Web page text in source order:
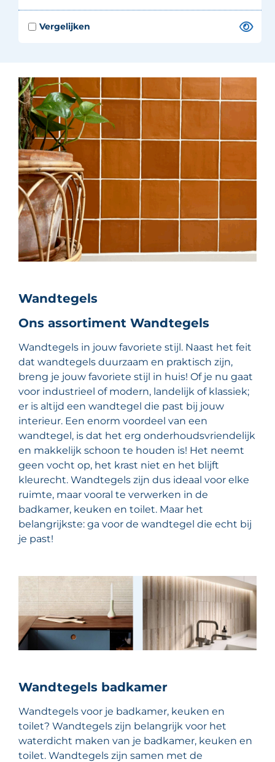
Wandtegels
Ons assortiment Wandtegels
Wandtegels in jouw favoriete stijl. Naast het feit
dat wandtegels duurzaam en praktisch zijn,
breng je jouw favoriete stijl in huis! Of je nu gaat
voor industrieel of modern, landelijk of klassiek;
er is altijd een wandtegel die past bij jouw
interieur. Een enorm voordeel van een
wandtegel, is dat het erg onderhoudsvriendelijk
en makkelijk schoon te houden is! Het neemt
geen vocht op, het krast niet en het blijft
kleurecht. Wandtegels zijn dus ideaal voor elke
ruimte, maar vooral te verwerken in de
badkamer, keuken en toilet. Maar het
belangrijkste: ga voor de wandtegel die echt bij
je past!
Wandtegels badkamer
Wandtegels voor je badkamer, keuken en
toilet? Wandtegels zijn belangrijk voor het
waterdicht maken van je badkamer, keuken en
toilet. Wandtegels zijn samen met de